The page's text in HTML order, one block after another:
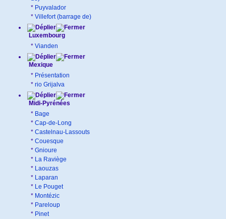
* Puyvalador
* Villefort (barrage de)
Luxembourg
* Vianden
Mexique
* Présentation
* rio Grijalva
Midi-Pyrénées
* Bage
* Cap-de-Long
* Castelnau-Lassouts
* Couesque
* Gnioure
* La Raviège
* Laouzas
* Laparan
* Le Pouget
* Montézic
* Pareloup
* Pinet